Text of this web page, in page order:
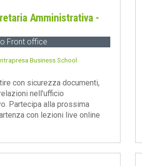
Amministrativa -
Front office
Business School
con sicurezza documenti,
nell’ufficio
Partecipa alla prossima
con lezioni live online